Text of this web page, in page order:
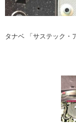
カーメーカー「旧車」
ェクト
イベント
タナベ 「サステック